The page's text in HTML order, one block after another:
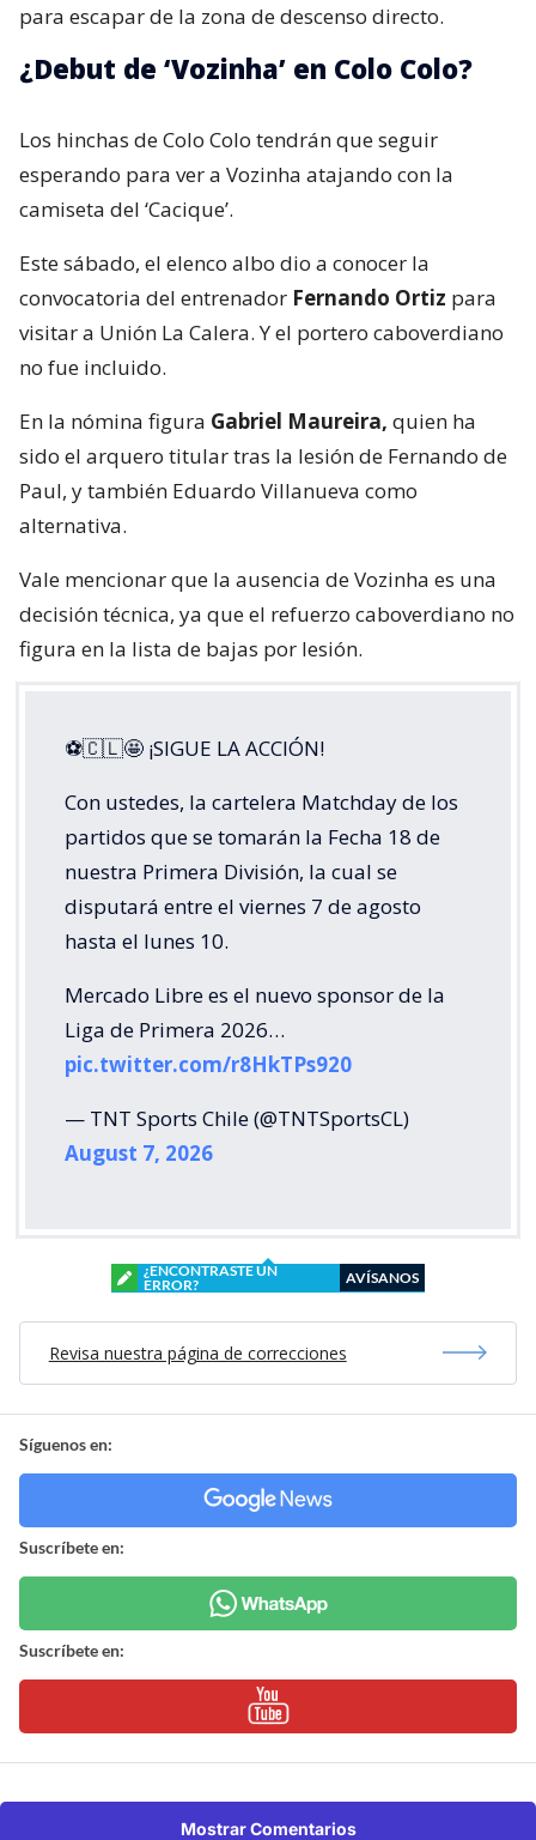
para escapar de la zona de descenso directo.
¿Debut de ‘Vozinha’ en Colo Colo?
Los hinchas de Colo Colo tendrán que seguir
esperando para ver a Vozinha atajando con la
camiseta del ‘Cacique’.
Este sábado, el elenco albo dio a conocer la
convocatoria del entrenador Fernando Ortiz para
visitar a Unión La Calera. Y el portero caboverdiano
no fue incluido.
En la nómina figura Gabriel Maureira, quien ha
sido el arquero titular tras la lesión de Fernando de
Paul, y también Eduardo Villanueva como
alternativa.
Vale mencionar que la ausencia de Vozinha es una
decisión técnica, ya que el refuerzo caboverdiano no
figura en la lista de bajas por lesión.
⚽🇨🇱🤩 ¡SIGUE LA ACCIÓN!
Con ustedes, la cartelera Matchday de los
partidos que se tomarán la Fecha 18 de
nuestra Primera División, la cual se
disputará entre el viernes 7 de agosto
hasta el lunes 10.
Mercado Libre es el nuevo sponsor de la
Liga de Primera 2026…
pic.twitter.com/r8HkTPs920
— TNT Sports Chile (@TNTSportsCL)
August 7, 2026
¿ENCONTRASTE UN
ERROR?
AVÍSANOS
Revisa nuestra página de correcciones
Síguenos en:
Suscríbete en:
Suscríbete en:
Mostrar Comentarios